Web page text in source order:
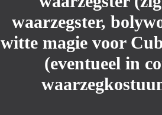
waarzegster,
witte magie voor
(eventueel in